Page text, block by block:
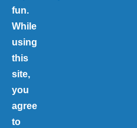
fun.
While
using
this
site,
you
agree
to